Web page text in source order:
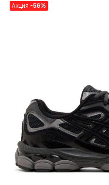
Акция -56%